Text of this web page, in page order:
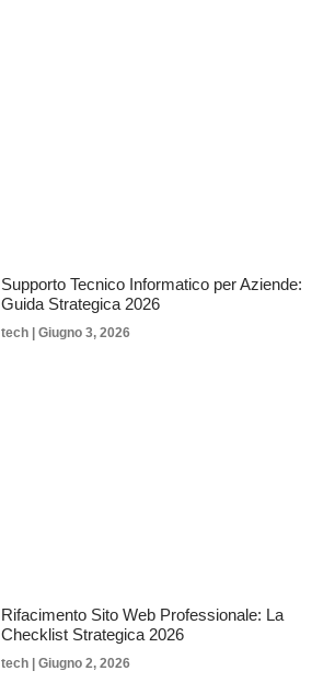
Supporto Tecnico Informatico per Aziende:
Guida Strategica 2026
tech Giugno 3, 2026
Rifacimento Sito Web Professionale: La
Checklist Strategica 2026
tech Giugno 2, 2026